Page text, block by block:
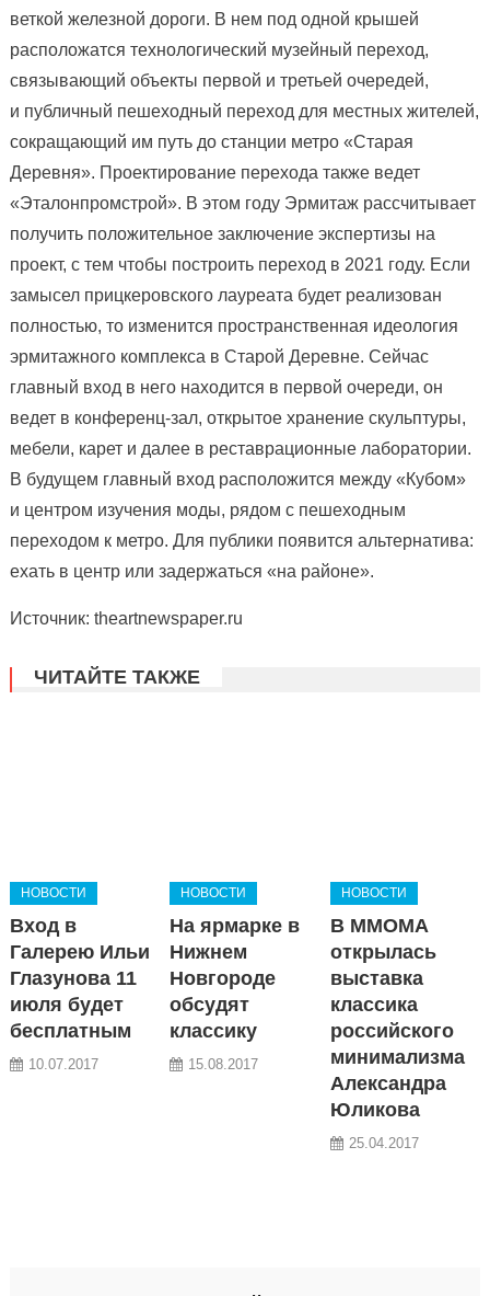
веткой железной дороги. В нем под одной крышей
расположатся технологический музейный переход,
связывающий объекты первой и третьей очередей,
и публичный пешеходный переход для местных жителей,
сокращающий им путь до станции метро «Старая
Деревня». Проектирование перехода также ведет
«Эталонпромстрой». В этом году Эрмитаж рассчитывает
получить положительное заключение экспертизы на
проект, с тем чтобы построить переход в 2021 году. Если
замысел прицкеровского лауреата будет реализован
полностью, то изменится пространственная идеология
эрмитажного комплекса в Старой Деревне. Сейчас
главный вход в него находится в первой очереди, он
ведет в конференц-зал, открытое хранение скульптуры,
мебели, карет и далее в реставрационные лаборатории.
В будущем главный вход расположится между «Кубом»
и центром изучения моды, рядом с пешеходным
переходом к метро. Для публики появится альтернатива:
ехать в центр или задержаться «на районе».
Источник: theartnewspaper.ru
ЧИТАЙТЕ ТАКЖЕ
НОВОСТИ
Вход в
Галерею Ильи
Глазунова 11
июля будет
бесплатным
10.07.2017
НОВОСТИ
На ярмарке в
Нижнем
Новгороде
обсудят
классику
15.08.2017
НОВОСТИ
В ММОМА
открылась
выставка
классика
российского
минимализма
Александра
Юликова
25.04.2017